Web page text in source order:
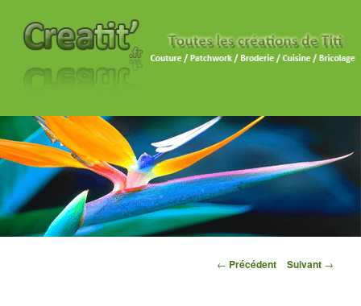
Navigation des articles
← Précédent Suivant →